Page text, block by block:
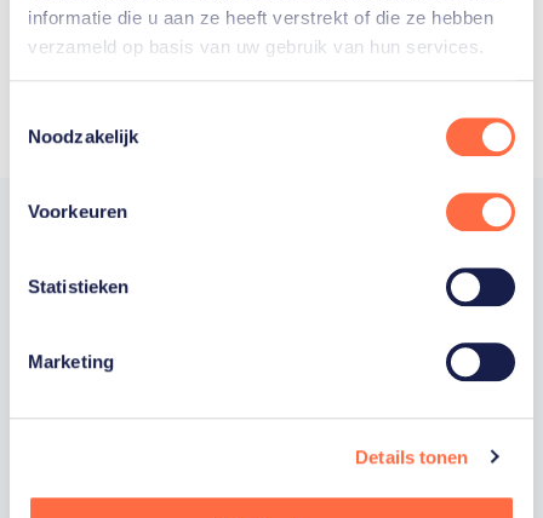
informatie die u aan ze heeft verstrekt of die ze hebben
verzameld op basis van uw gebruik van hun services.
Noodzakelijk
Voorkeuren
Statistieken
Marketing
Details tonen
Trotse hoofdsponsor